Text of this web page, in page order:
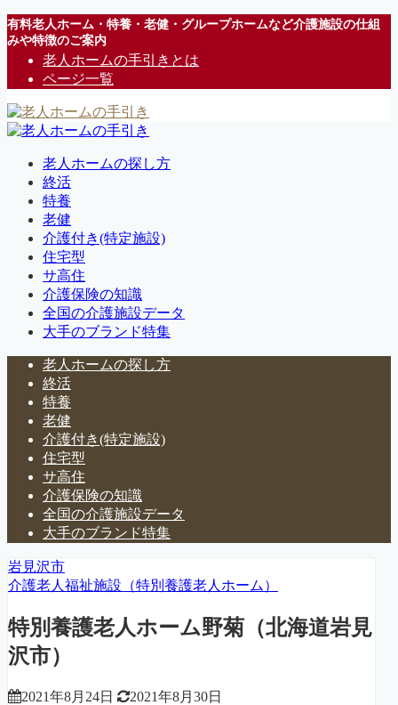
有料老人ホーム・特養・老健・グループホームなど介護施設の仕組
みや特徴のご案内
老人ホームの手引きとは
ページ一覧
老人ホームの探し方
終活
特養
老健
介護付き(特定施設)
住宅型
サ高住
介護保険の知識
全国の介護施設データ
大手のブランド特集
老人ホームの探し方
終活
特養
老健
介護付き(特定施設)
住宅型
サ高住
介護保険の知識
全国の介護施設データ
大手のブランド特集
岩見沢市
介護老人福祉施設（特別養護老人ホーム）
特別養護老人ホーム野菊（北海道岩見
沢市）
2021年8月24日 2021年8月30日